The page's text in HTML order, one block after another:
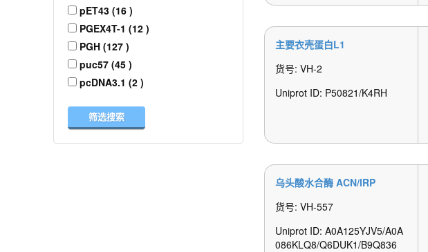
pET43 (16 )
PGEX4T-1 (12 )
PGH (127 )
puc57 (45 )
pcDNA3.1 (2 )
筛选搜索
主要衣壳蛋白L1
货号: VH-2
Uniprot ID: P50821/K4RH
乌头酸水合酶 ACN/IRP
货号: VH-557
Uniprot ID: A0A125YJV5/A0A
086KLQ8/Q6DUK1/B9Q836